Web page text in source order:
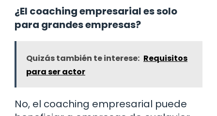
¿El coaching empresarial es solo
para grandes empresas?
Quizás también te interese: Requisitos
para ser actor
No, el coaching empresarial puede